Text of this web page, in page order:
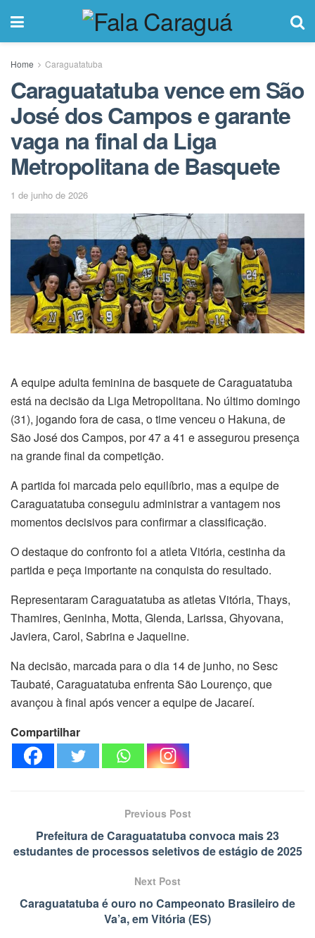
Home Caraguatatuba
Caraguatatuba vence em São
José dos Campos e garante
vaga na final da Liga
Metropolitana de Basquete
1 de junho de 2026
A equipe adulta feminina de basquete de Caraguatatuba
está na decisão da Liga Metropolitana. No último domingo
(31), jogando fora de casa, o time venceu o Hakuna, de
São José dos Campos, por 47 a 41 e assegurou presença
na grande final da competição.
A partida foi marcada pelo equilíbrio, mas a equipe de
Caraguatatuba conseguiu administrar a vantagem nos
momentos decisivos para confirmar a classificação.
O destaque do confronto foi a atleta Vitória, cestinha da
partida e peça importante na conquista do resultado.
Representaram Caraguatatuba as atletas Vitória, Thays,
Thamires, Geninha, Motta, Glenda, Larissa, Ghyovana,
Javiera, Carol, Sabrina e Jaqueline.
Na decisão, marcada para o dia 14 de junho, no Sesc
Taubaté, Caraguatatuba enfrenta São Lourenço, que
avançou à final após vencer a equipe de Jacareí.
Compartilhar
Previous Post
Prefeitura de Caraguatatuba convoca mais 23
estudantes de processos seletivos de estágio de 2025
Next Post
Caraguatatuba é ouro no Campeonato Brasileiro de
Va’a, em Vitória (ES)